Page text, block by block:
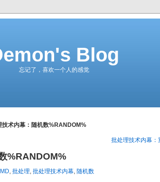
Blog
忘记了，喜欢一个人的感觉
技术内幕：随机数%RANDOM%
批处理技术内幕：
%RANDOM%
, 批处理, 批处理技术内幕, 随机数